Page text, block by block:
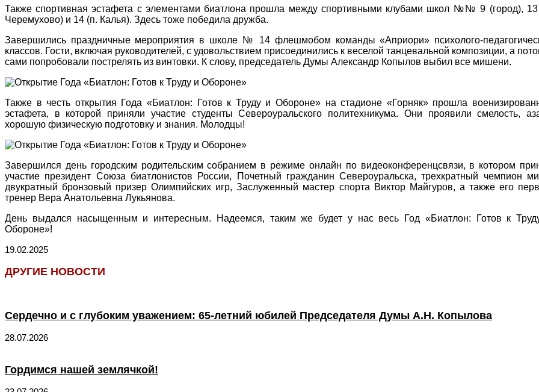
Также спортивная эстафета с элементами биатлона прошла между спортивными клубами школ №№ 9 (город), 13
Черемухово) и 14 (п. Калья). Здесь тоже победила дружба.
Завершились праздничные мероприятия в школе № 14 флешмобом команды «Априори» психолого-
классов. Гости, включая руководителей, с удовольствием присоединились к веселой танцевальной композиции, а
сами попробовали пострелять из винтовки. К слову, председатель Думы Александр Копылов выбил все мишени.
Также в честь открытия Года «Биатлон: Готов к Труду и Обороне» на стадионе «Горняк» прошла
эстафета, в которой приняли участие студенты Североуральского политехникума. Они проявили смелость,
хорошую физическую подготовку и знания. Молодцы!
Завершился день городским родительским собранием в режиме онлайн по видеоконференцсвязи, в котором
участие президент Союза биатлонистов России, Почетный гражданин Североуральска, трехкратный чемпион
двукратный бронзовый призер Олимпийских игр, Заслуженный мастер спорта Виктор Майгуров, а также его
тренер Вера Анатольевна Лукьянова.
День выдался насыщенным и интересным. Надеемся, таким же будет у нас весь Год «Биатлон: Готов к
Обороне»!
19.02.2025
ДРУГИЕ НОВОСТИ
Сердечно и с глубоким уважением: 65-летний юбилей Председателя Думы А.Н. Копылова
28.07.2026
Гордимся нашей землячкой!